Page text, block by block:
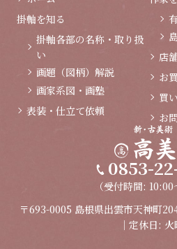
掛軸を知る
掛軸各部の名称・取り扱
い
画題（図柄）解説
画家系図・画塾
表装・仕立て依頼
店
お
買
お
0853-
（受付時間: 10:00
〒693-0005 島根県出雲市天神町
｜定休日: 火